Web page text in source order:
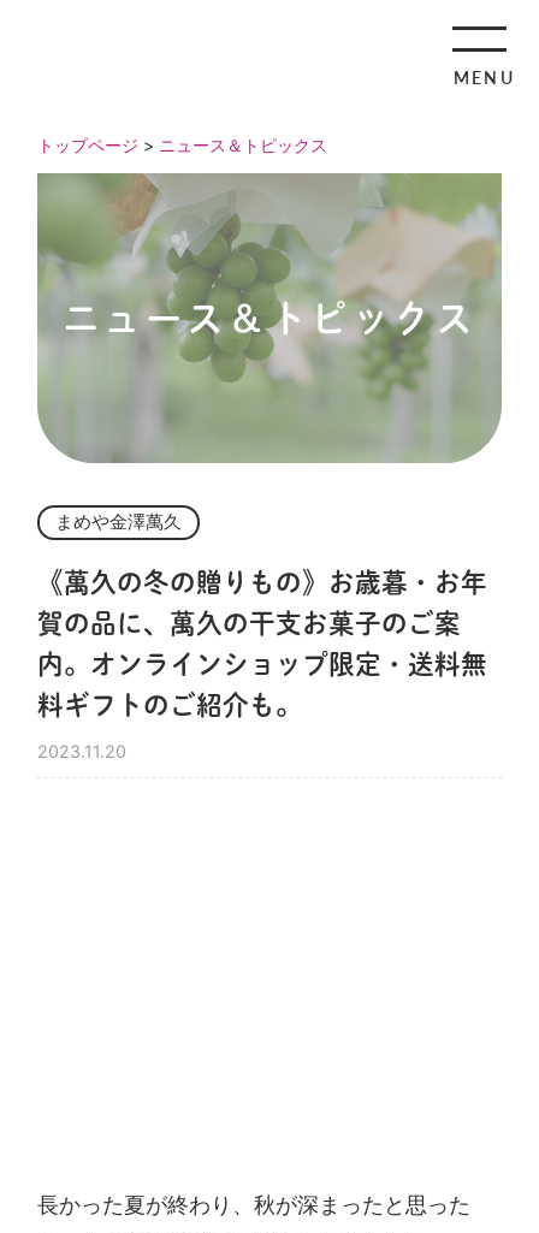
MENU
トップページ > ニュース＆トピックス
ニュース＆トピックス
まめや金澤萬久
《萬久の冬の贈りもの》お歳暮・お年
賀の品に、萬久の干支お菓子のご案
内。オンラインショップ限定・送料無
料ギフトのご紹介も。
2023.11.20
長かった夏が終わり、秋が深まったと思った